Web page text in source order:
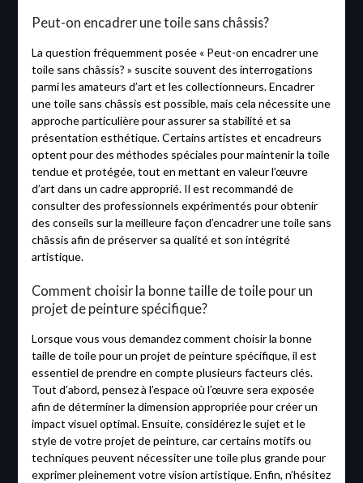
Peut-on encadrer une toile sans châssis?
La question fréquemment posée « Peut-on encadrer une
toile sans châssis? » suscite souvent des interrogations
parmi les amateurs d’art et les collectionneurs. Encadrer
une toile sans châssis est possible, mais cela nécessite une
approche particulière pour assurer sa stabilité et sa
présentation esthétique. Certains artistes et encadreurs
optent pour des méthodes spéciales pour maintenir la toile
tendue et protégée, tout en mettant en valeur l’œuvre
d’art dans un cadre approprié. Il est recommandé de
consulter des professionnels expérimentés pour obtenir
des conseils sur la meilleure façon d’encadrer une toile sans
châssis afin de préserver sa qualité et son intégrité
artistique.
Comment choisir la bonne taille de toile pour un
projet de peinture spécifique?
Lorsque vous vous demandez comment choisir la bonne
taille de toile pour un projet de peinture spécifique, il est
essentiel de prendre en compte plusieurs facteurs clés.
Tout d’abord, pensez à l’espace où l’œuvre sera exposée
afin de déterminer la dimension appropriée pour créer un
impact visuel optimal. Ensuite, considérez le sujet et le
style de votre projet de peinture, car certains motifs ou
techniques peuvent nécessiter une toile plus grande pour
exprimer pleinement votre vision artistique. Enfin, n’hésitez